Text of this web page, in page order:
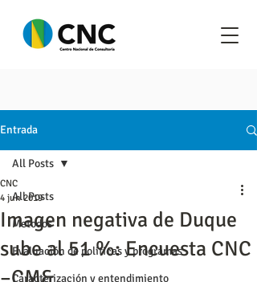
Entrada
All Posts
Metodos
Evaluación de políticas y programas
Caracterización y entendimiento
All Posts
Imagen negativa de Duque
sube al 51 %: Encuesta CNC
CNC
4 jun 2019